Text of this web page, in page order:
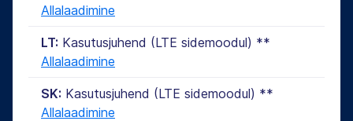
Allalaadimine
LT: Kasutusjuhend (LTE sidemoodul) **
Allalaadimine
SK: Kasutusjuhend (LTE sidemoodul) **
Allalaadimine